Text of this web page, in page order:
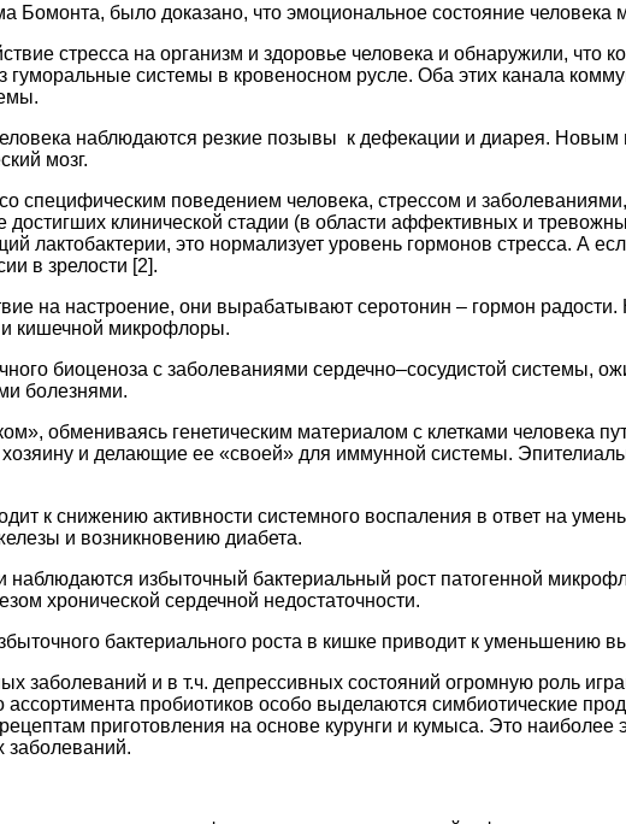
Бомонта, было доказано, что эмоциональное состояние человека
стресса на организм и здоровье человека и обнаружили, что
гуморальные системы в кровеносном русле. Оба этих канала
наблюдаются резкие позывы к дефекации и диарея.
мозг.
специфическим поведением человека, стрессом и
клинической стадии (в области аффективных и
лактобактерии, это нормализует уровень гормонов стресса. А
в зрелости [2].
на настроение, они вырабатывают серотонин – гормон
и кишечной микрофлоры.
биоценоза с заболеваниями сердечно–сосудистой системы,
болезнями.
обмениваясь генетическим материалом с клетками человека
и делающие ее «своей» для иммунной системы.
к снижению активности системного воспаления в ответ на
и возникновению диабета.
избыточный бактериальный рост патогенной
хронической сердечной недостаточности.
бактериального роста в кишке приводит к уменьшению
заболеваний и в т.ч. депрессивных состояний огромную роль
пробиотиков особо выделаются симбиотические
приготовления на основе курунги и кумыса. Это
заболеваний.